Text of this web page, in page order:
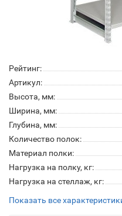
Рейтинг:
Артикул:
Высота, мм:
Ширина, мм:
Глубина, мм:
Количество полок:
Материал полки:
Нагрузка на полку, кг:
Нагрузка на стеллаж, кг:
Показать все